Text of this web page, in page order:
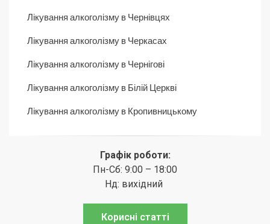
Лікування алкоголізму в Чернівцях
Лікування алкоголізму в Черкасах
Лікування алкоголізму в Чернігові
Лікування алкоголізму в Білій Церкві
Лікування алкоголізму в Кропивницькому
Графік роботи:
Пн-Сб: 9:00 – 18:00
Нд: вихідний
Корисні статті